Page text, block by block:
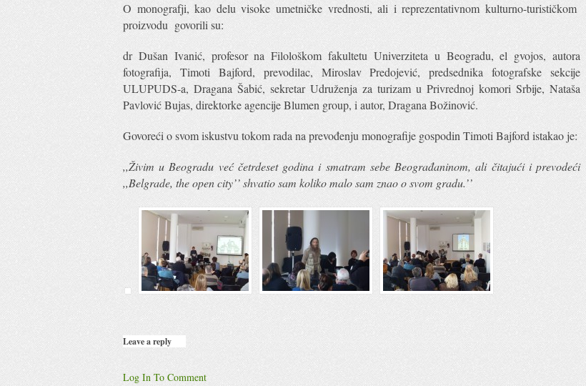
O monografji, kao delu visoke umetničke vrednosti, ali i reprezentativnom kulturno-turističkom
proizvodu govorili su:
dr Dušan Ivanić, profesor na Filološkom fakultetu Univerziteta u Beogradu, el gvojos, autora
fotografija, Timoti Bajford, prevodilac, Miroslav Predojević, predsednika fotografske sekcije
ULUPUDS-a, Dragana Šabić, sekretar Udruženja za turizam u Privrednoj komori Srbije, Nataša
Pavlović Bujas, direktorke agencije Blumen group, i autor, Dragana Božinović.
Govoreći o svom iskustvu tokom rada na prevođenju monografije gospodin Timoti Bajford istakao je:
,,Živim u Beogradu već četrdeset godina i smatram sebe Beograđaninom, ali čitajući i prevodeći
,,Belgrade, the open city’’ shvatio sam koliko malo sam znao o svom gradu.’’
Leave a reply
Log In To Comment